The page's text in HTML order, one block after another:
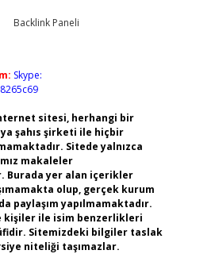
Skype:
sitesi, herhangi bir
şahıs şirketi ile hiçbir
Sitede yalnızca
makaleler
Burada yer alan içerikler
olup, gerçek kurum
paylaşım yapılmamaktadır.
kişiler ile isim benzerlikleri
Sitemizdeki bilgiler taslak
niteliği taşımazlar.